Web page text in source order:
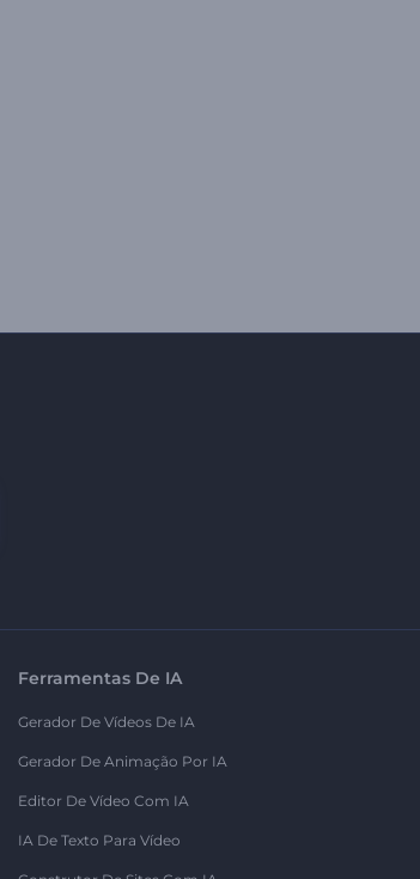
Ferramentas De IA
Gerador De Vídeos De IA
Gerador De Animação Por IA
Editor De Vídeo Com IA
IA De Texto Para Vídeo